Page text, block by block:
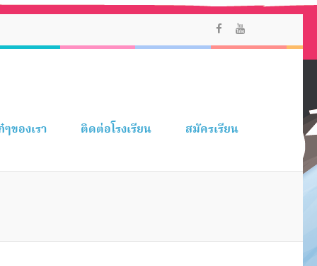
ของเรา ติดต่อโรงเรียน สมัครเรียน